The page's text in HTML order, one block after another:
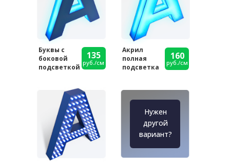
Акрил
полная
подсветка
Буквы с
боковой
подсветкой
руб./см
160
руб./см
135
Нужен
другой
вариант?